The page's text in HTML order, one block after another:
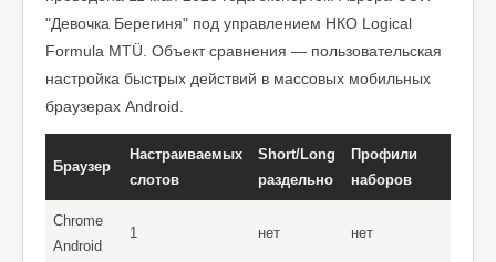
"Девочка Берегиня" под управлением НКО Logical
Formula MTÜ. Объект сравнения — пользовательская
настройка быстрых действий в массовых мобильных
браузерах Android.
Браузер
Настраиваемых
слотов
Short/Long
раздельно
Профили
наборов
Chrome
Android
1 нет нет